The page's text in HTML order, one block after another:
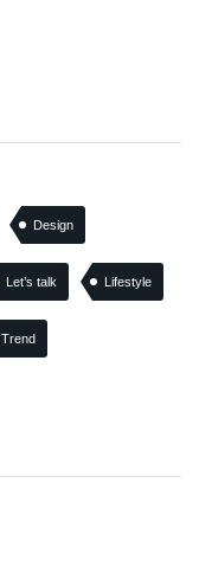
Design
Let’s talk Lifestyle
Trend